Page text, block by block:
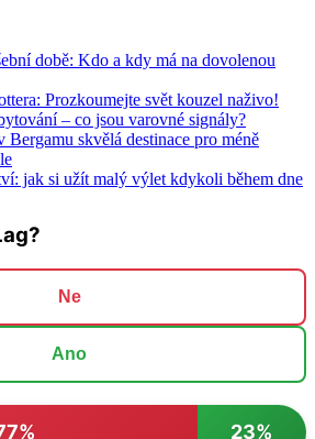
době: Kdo a kdy má na dovolenou
Prozkoumejte svět kouzel naživo!
– co jsou varovné signály?
Bergamu skvělá destinace pro méně
jak si užít malý výlet kdykoli během dne
Ne
Ano
23%